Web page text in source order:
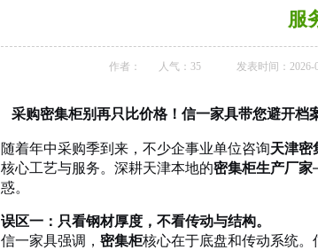
服
作者： 人气： 35 发表时间：2026-
采购密集柜别再只比价格！信一家具带您避开档
随着年中采购季到来，不少企事业单位咨询天津密
核心工艺与服务。深耕天津本地的密集柜生产厂家
惑。
误区一：只看钢材厚度，不看传动与结构。
信一家具强调， 密集柜核心在于底盘和传动系统。